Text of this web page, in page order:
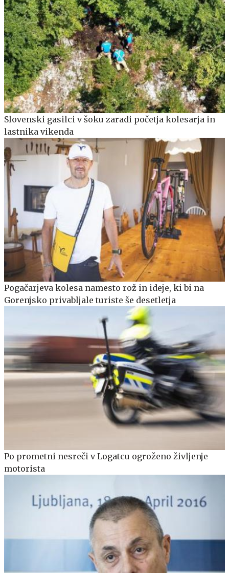
Slovenski gasilci v šoku zaradi početja kolesarja in
lastnika vikenda
Pogačarjeva kolesa namesto rož in ideje, ki bi na
Gorenjsko privabljale turiste še desetletja
Po prometni nesreči v Logatcu ogroženo življenje
motorista